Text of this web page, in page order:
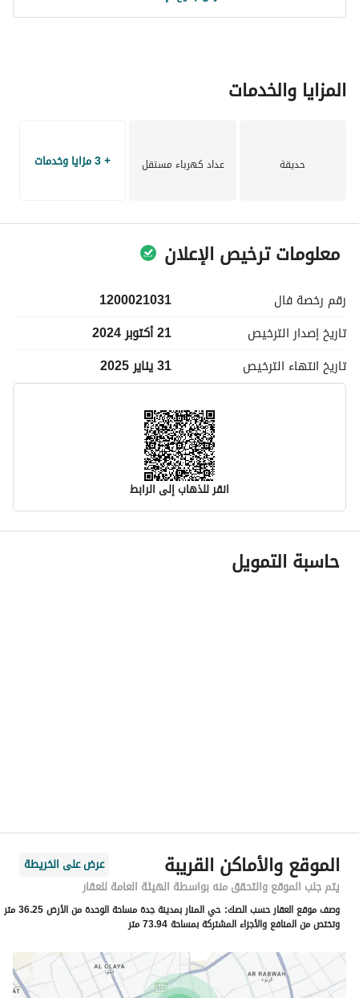
المزايا والخدمات
حديقة عداد كهرباء مستقل + 3 مزايا وخدمات
معلومات ترخيص الإعلان
رقم رخصة فال
1200021031
تاريخ إصدار الترخيص
21 أكتوبر 2024
تاريخ انتهاء الترخيص 31 يناير 2025
انقر للذهاب إلى الرابط
معلومات مسؤول الإعلان
اسم المسؤول
رقم المبنى
7811
الرقم الاضافي
3298
خط العرض
21.599195905803082
حاسبة التمويل
الموقع والأماكن القريبة
عرض على الخريطة
يتم جلب الموقع والتحقق منه بواسطة الهيئة العامة للعقار
وصف موقع العقار حسب الصك:
حي المنار بمدينة جدة مساحة الوحدة من الأرض 36.25 متر
وتختص من المنافع والأجزاء المشتركة بمساحة 73.94 متر